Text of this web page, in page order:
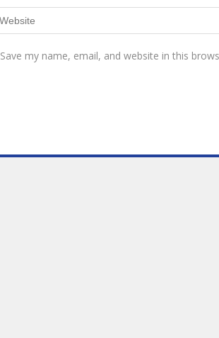
Save my name, email, and website in this